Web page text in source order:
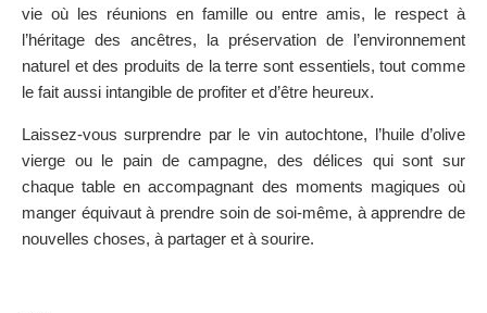
vie où les réunions en famille ou entre amis, le respect à
l’héritage des ancêtres, la préservation de l’environnement
naturel et des produits de la terre sont essentiels, tout comme
le fait aussi intangible de profiter et d’être heureux.
Laissez-vous surprendre par le vin autochtone, l’huile d’olive
vierge ou le pain de campagne, des délices qui sont sur
chaque table en accompagnant des moments magiques où
manger équivaut à prendre soin de soi-même, à apprendre de
nouvelles choses, à partager et à sourire.